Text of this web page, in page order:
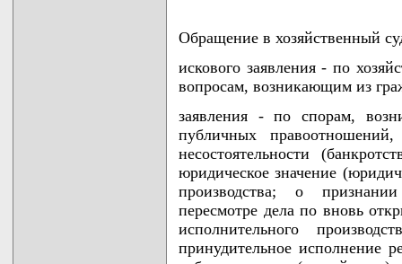
Обращение в хозяйственный
искового заявления - по
вопросам, возникающим из
заявления - по спорам,
публичных
несостоятельности
юридическое значение
производства; о
пересмотре дела по вновь
исполнительного
принудительное исполнение